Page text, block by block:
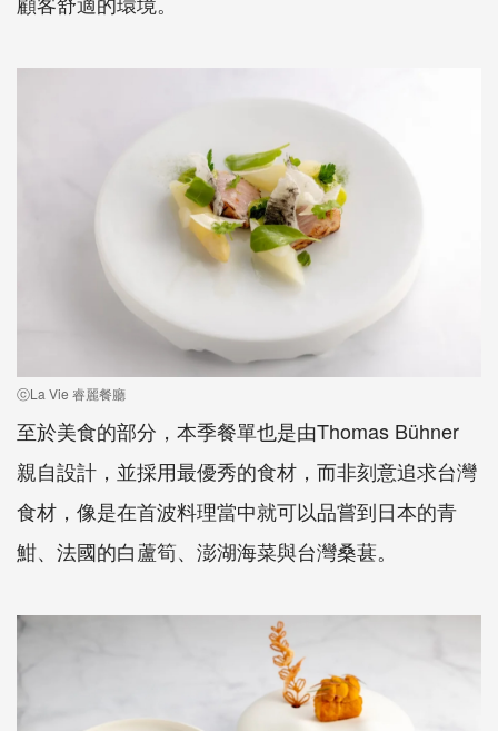
ⓒLa Vie 睿麗餐廳
至於美食的部分，本季餐單也是由Thomas Bühner
親自設計，並採用最優秀的食材，而非刻意追求台灣
食材，像是在首波料理當中就可以品嘗到日本的青
魽、法國的白蘆筍、澎湖海菜與台灣桑葚。